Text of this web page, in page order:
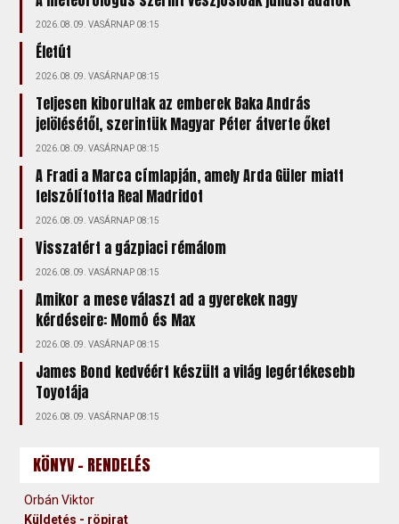
2026.08.09. VASÁRNAP 08:15
Életút
2026.08.09. VASÁRNAP 08:15
Teljesen kiborultak az emberek Baka András
jelölésétől, szerintük Magyar Péter átverte őket
2026.08.09. VASÁRNAP 08:15
A Fradi a Marca címlapján, amely Arda Güler miatt
felszólította Real Madridot
2026.08.09. VASÁRNAP 08:15
Visszatért a gázpiaci rémálom
2026.08.09. VASÁRNAP 08:15
Amikor a mese választ ad a gyerekek nagy
kérdéseire: Momó és Max
2026.08.09. VASÁRNAP 08:15
James Bond kedvéért készült a világ legértékesebb
Toyotája
2026.08.09. VASÁRNAP 08:15
KÖNYV - RENDELÉS
Orbán Viktor
Küldetés - röpirat